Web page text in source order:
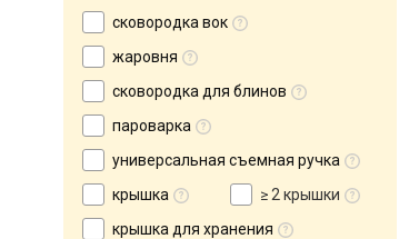
сковородка вок
жаровня
сковородка для блинов
пароварка
универсальная съемная ручка
крышка
≥ 2 крышки
крышка для хранения